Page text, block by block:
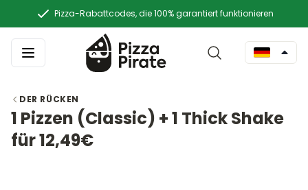
Pizza-Rabattcodes, die 100% garantiert funktionieren
DER RÜCKEN
1 Pizzen (Classic) + 1 Thick Shake
für 12,49€